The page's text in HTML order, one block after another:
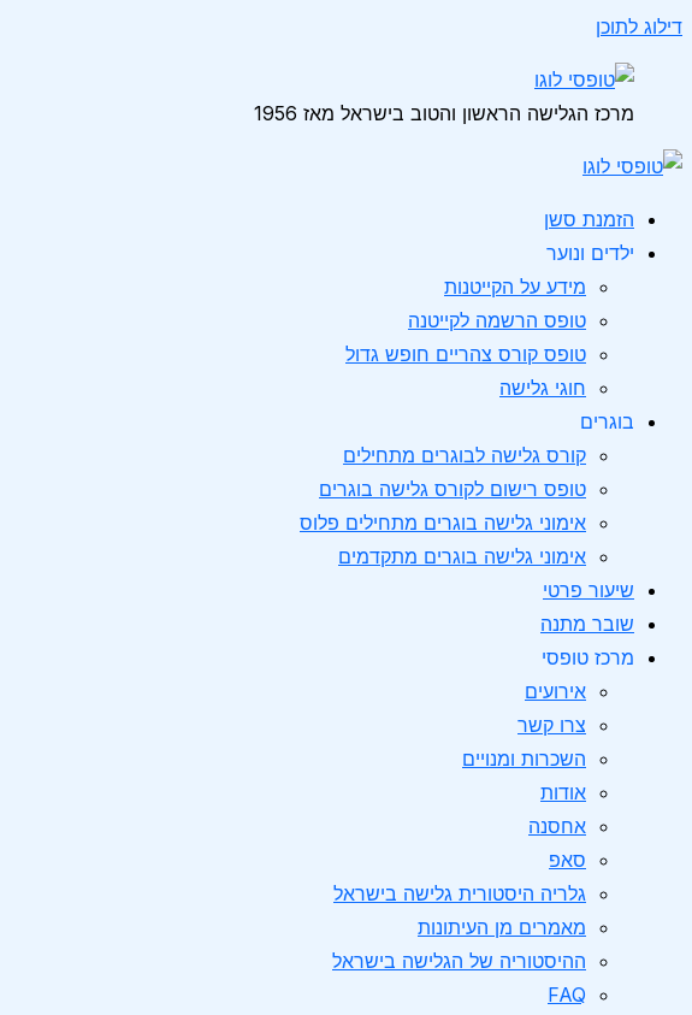
דילוג לתוכן
מרכז הגלישה הראשון והטוב בישראל מאז 1956
הזמנת סשן
ילדים ונוער
מידע על הקייטנות
טופס הרשמה לקייטנה
טופס קורס צהריים חופש גדול
חוגי גלישה
בוגרים
קורס גלישה לבוגרים מתחילים
טופס רישום לקורס גלישה בוגרים
אימוני גלישה בוגרים מתחילים פלוס
אימוני גלישה בוגרים מתקדמים
שיעור פרטי
שובר מתנה
מרכז טופסי
אירועים
צרו קשר
השכרות ומנויים
אודות
אחסנה
סאפ
גלריה היסטורית גלישה בישראל
מאמרים מן העיתונות
ההיסטוריה של הגלישה בישראל
FAQ